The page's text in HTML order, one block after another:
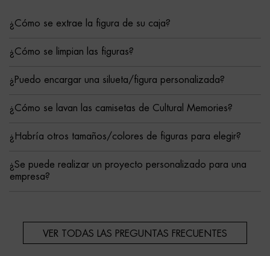
¿Cómo se extrae la figura de su caja?
¿Cómo se limpian las figuras?
¿Puedo encargar una silueta/figura personalizada?
¿Cómo se lavan las camisetas de Cultural Memories?
¿Habría otros tamaños/colores de figuras para elegir?
¿Se puede realizar un proyecto personalizado para una
empresa?
VER TODAS LAS PREGUNTAS FRECUENTES